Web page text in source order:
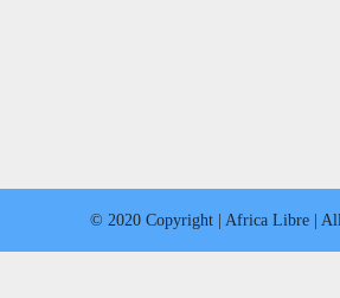
© 2020 Copyright | Africa Libre |